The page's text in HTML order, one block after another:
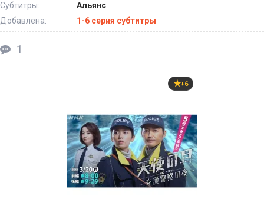
Субтитры:
Альянс
Добавлена:
1-6 серия субтитры
1
+6